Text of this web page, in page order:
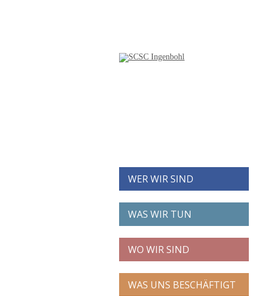
WER WIR SIND
WAS WIR TUN
WO WIR SIND
WAS UNS BESCHÄFTIGT